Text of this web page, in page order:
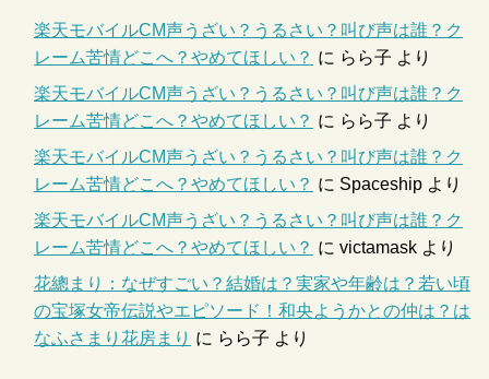
楽天モバイルCM声うざい？うるさい？叫び声は誰？ク
レーム苦情どこへ？やめてほしい？ に らら子 より
楽天モバイルCM声うざい？うるさい？叫び声は誰？ク
レーム苦情どこへ？やめてほしい？ に らら子 より
楽天モバイルCM声うざい？うるさい？叫び声は誰？ク
レーム苦情どこへ？やめてほしい？ に Spaceship より
楽天モバイルCM声うざい？うるさい？叫び声は誰？ク
レーム苦情どこへ？やめてほしい？ に victamask より
花總まり：なぜすごい？結婚は？実家や年齢は？若い頃
の宝塚女帝伝説やエピソード！和央ようかとの仲は？は
なふさまり花房まり に らら子 より